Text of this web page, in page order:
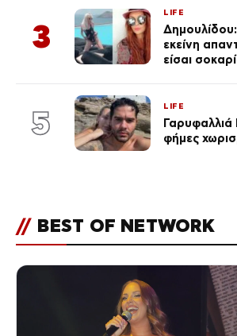
3
LIFE
εκείνη
είσαι
5 LIFE
φήμες
// BEST OF NETWORK